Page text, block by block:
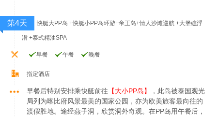
第4天 快艇大PP岛 +快艇小PP岛环游+帝王岛+情人沙滩巡航 +大堡礁浮
潜 +泰式精油SPA
早餐 午餐 晚餐
指定酒店
早餐后特别安排乘快艇前往 【大小PP岛】
，此岛被泰国观光
局列为喀比府风景最美的国家公园，亦为欧美旅客最向往的
渡假胜地。途经燕子洞，欣赏洞外奇观。在PP岛用午餐后，